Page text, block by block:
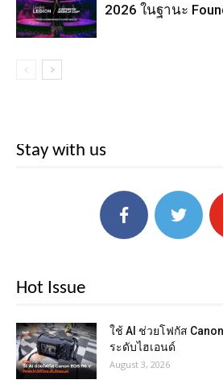
2026 ในฐานะ
Stay with us
Hot Issue
ใช้ AI ช่วยโฟกัส
ระดับไฮเอนด์
August 3, 2026